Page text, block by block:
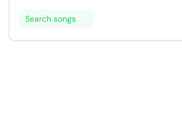
Search songs